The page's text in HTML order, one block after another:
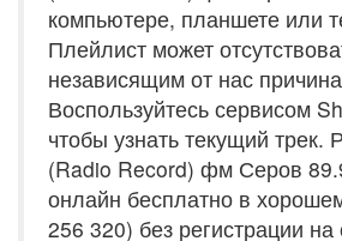
компьютере, планшете или
Плейлист может
независящим от нас
Воспользуйтесь сервисом
чтобы узнать текущий трек.
(Radio Record) фм Серов
онлайн бесплатно в
256 320) без регистрации